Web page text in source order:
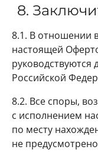
8.
8.1. В отношении
настоящей
Российской
8.2. Все споры,
с исполнением
по месту
не